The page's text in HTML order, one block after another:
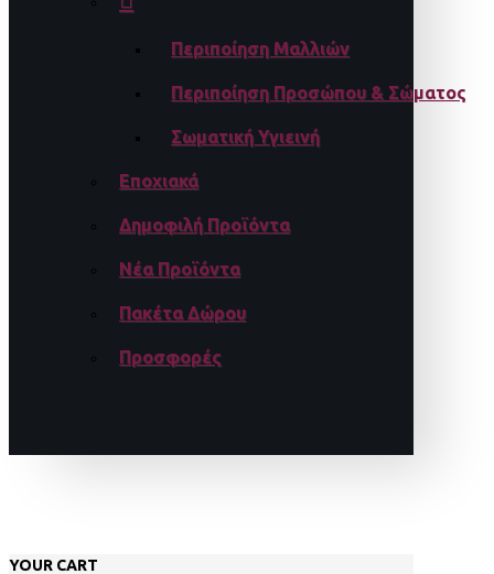
Περιποίηση Μαλλιών
Περιποίηση Προσώπου & Σώματος
Σωματική Υγιεινή
Εποχιακά
Δημοφιλή Προϊόντα
Νέα Προϊόντα
Πακέτα Δώρου
Προσφορές
YOUR CART